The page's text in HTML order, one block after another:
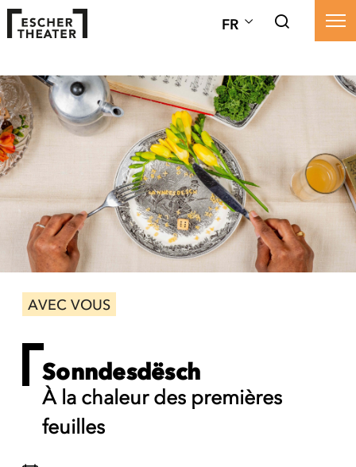
FR
AVEC VOUS
Sonndesdësch
À la chaleur des premières
feuilles